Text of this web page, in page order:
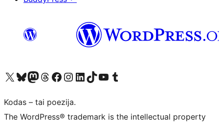
Visit our X (formerly Twitter) account
Apsilankykite mūsų Bluesky paskyroje
Visit our Mastodon account
Apsilankykite mūsų Threads paskyroje
Visit our Facebook page
Visit our Instagram account
Visit our LinkedIn account
Apsilankykite mūsų TikTok paskyroje
Visit our YouTube channel
Apsilankykite mūsų Tumblr paskyroje
Kodas – tai poezija.
The WordPress® trademark is the intellectual property